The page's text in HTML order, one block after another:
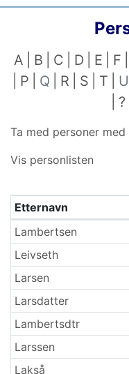
A B C D E F
P
Q R S T U
?
Ta med personer med
Vis personlisten
Etternavn
Etternavn
Lambertsen
Leivseth
Larsen
Larsdatter
Lambertsdtr
Larssen
Lakså